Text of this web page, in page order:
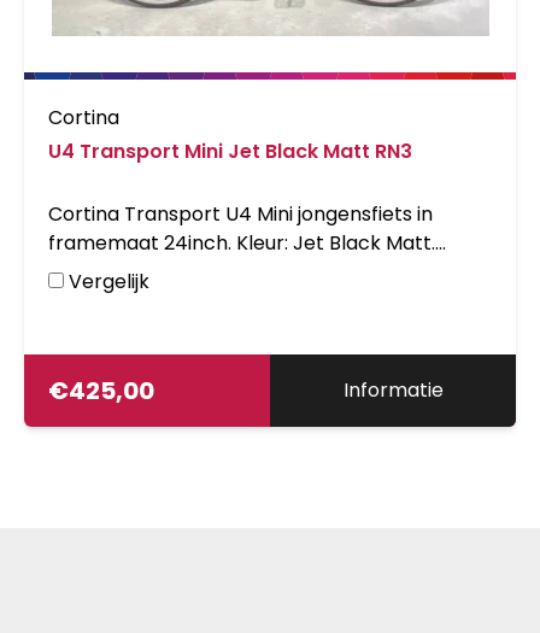
Cortina
U4 Transport Mini Jet Black Matt RN3
Cortina Transport U4 Mini jongensfiets in
framemaat 24inch. Kleur: Jet Black Matt.
Uitgerust met achter een Shimano Nexus 3-
traps versnellingsnaaf met terugtraprem en
voordrager.
Vergelijk
€425,00 Informatie